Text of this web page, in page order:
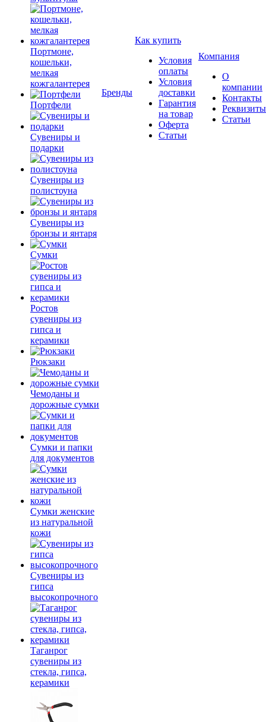
Портмоне,
кошельки,
мелкая
кожгалантерея
Портфели
Сувениры и
подарки
Сувениры из
полистоуна
Сувениры из
бронзы и янтаря
Сумки
Ростов
сувениры из
гипса и
керамики
Рюкзаки
Чемоданы и
дорожные сумки
Сумки и папки
для документов
Сумки женские
из натуральной
кожи
Сувениры из
гипса
высокопрочного
Таганрог
сувениры из
стекла, гипса,
керамики
Бренды
Как купить
Условия
оплаты
Условия
доставки
Гарантия
на товар
Оферта
Статьи
Компания
О
компании
Контакты
Реквизиты
Статьи